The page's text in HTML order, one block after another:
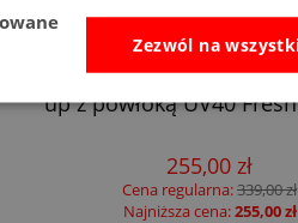
Little Dutch namiot
up z powłoką UV40
255,00 zł
Cena regularna:339,00 zł
Najniższa cena:255,00 zł
Zezwól na